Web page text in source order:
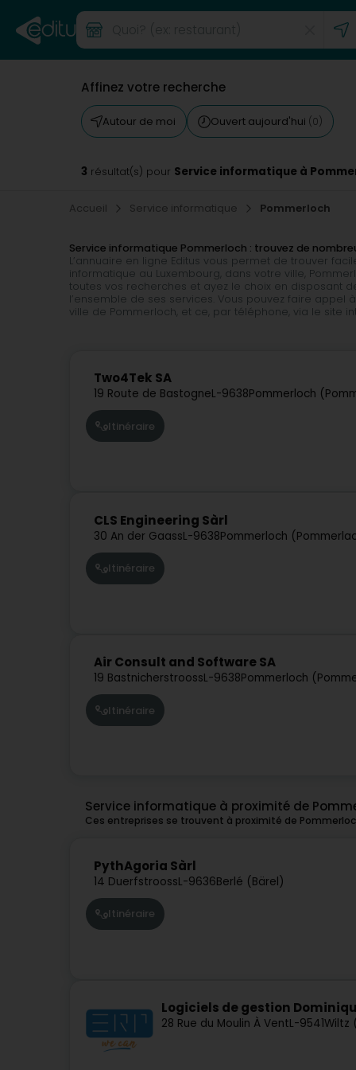
Affinez votre recherche
Autour de moi Ouvert aujourd'hui (0)
3 résultat(s) pour Service informatique à
Accueil Service informatique Pommerloch
Service informatique Pommerloch : trouvez de
L’annuaire en ligne Editus vous permet de trouver
informatique au Luxembourg, dans votre ville,
toutes vos recherches et ayez le choix en disposant
l’ensemble de ses services. Vous pouvez faire
ville de Pommerloch, et ce, par téléphone, via le site
Two4Tek SA
19 Route de BastogneL-9638Pommerloch
Itinéraire
CLS Engineering Sàrl
30 An der GaassL-9638Pommerloch
Itinéraire
Air Consult and Software SA
19 BastnicherstroossL-9638Pommerloch
Itinéraire
Service informatique à proximité de
Ces entreprises se trouvent à proximité de
PythAgoria Sàrl
14 DuerfstroossL-9636Berlé (Bärel)
Itinéraire
Logiciels de gestion
28 Rue du Moulin À VentL-9541Wiltz